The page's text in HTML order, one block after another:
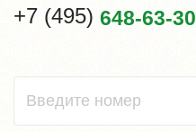
+7 (495) 648-63-30